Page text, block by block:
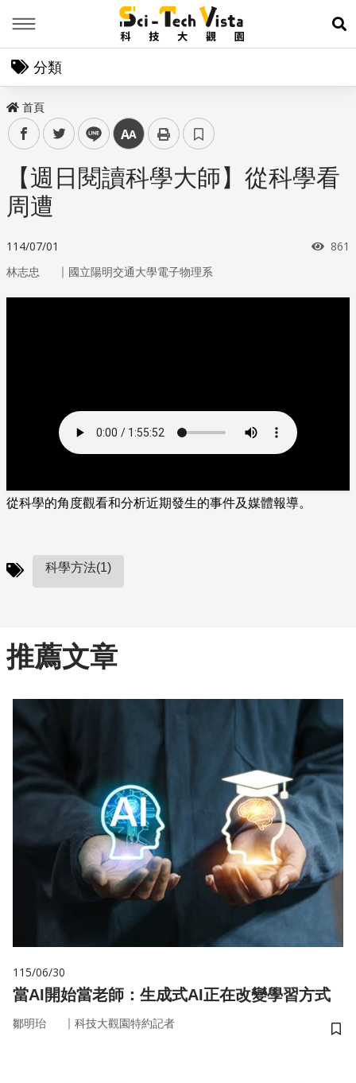
展
分類
首頁
facebooktwitter line 中
【週日閱讀科學大師】從科學看
周遭
114/07/01 瀏覽
861
林志忠 ｜ 國立陽明交通大學電子物理系
從科學的角度觀看和分析近期發生的事件及媒體報導。
科學方法(1)
推薦文章
115/06/30
當AI開始當老師：生成式AI正在改變學習方式
鄒明珆 ｜ 科技大觀園特約記者
儲